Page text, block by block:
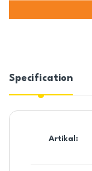
Specification
Artikal: